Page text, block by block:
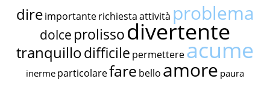
dire importante richiestaattività problema
dolce prolissodivertente
tranquillodifficile permettereacume
inerme particolarefare bello amore paura